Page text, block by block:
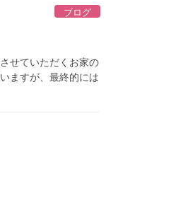
ブログ
せていただくお家の
ますが、最終的には